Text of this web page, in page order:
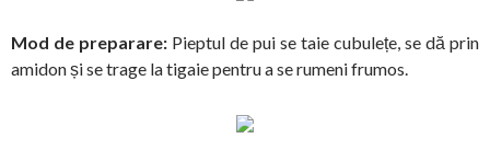
Mod de preparare: Pieptul de pui se taie cubulețe, se dă prin
amidon și se trage la tigaie pentru a se rumeni frumos.